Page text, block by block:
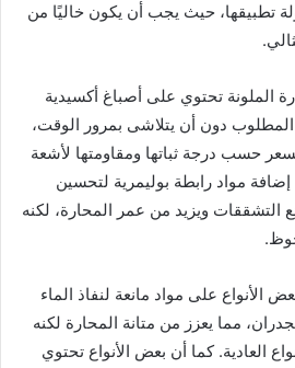
تطبيقها، حيث يجب أن يكون خاليًا من
الملونة تحتوي على أصباغ أكسيدية
المطلوب دون أن يتلاشى بمرور الوقت،
حسب درجة ثباتها ومقاومتها لأشعة
مواد رابطة بوليمرية لتحسين
التشققات ويزيد من عمر المحارة، لكنه
الأنواع على مواد مانعة لنفاذ الماء
مما يعزز من متانة المحارة لكنه
العادية. كما أن بعض الأنواع تحتوي